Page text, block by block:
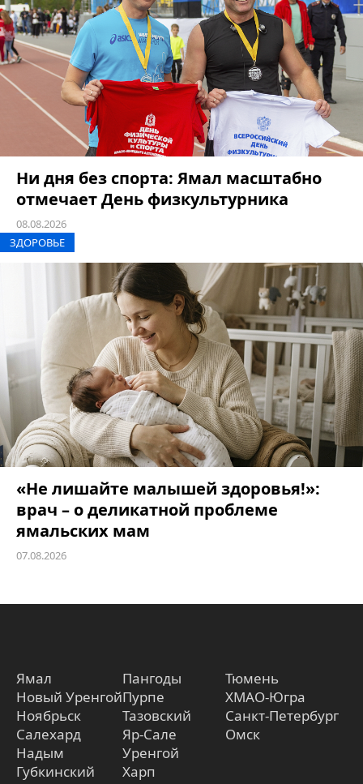
Ни дня без спорта: Ямал масштабно
отмечает День физкультурника
08.08.2026
ЗДОРОВЬЕ
«Не лишайте малышей здоровья!»:
врач – о деликатной проблеме
ямальских мам
07.08.2026
Ямал
Новый Уренгой
Ноябрьск
Салехард
Надым
Губкинский
Пангоды
Пурпе
Тазовский
Яр-Сале
Уренгой
Харп
Тюмень
ХМАО-Югра
Санкт-Петербург
Омск